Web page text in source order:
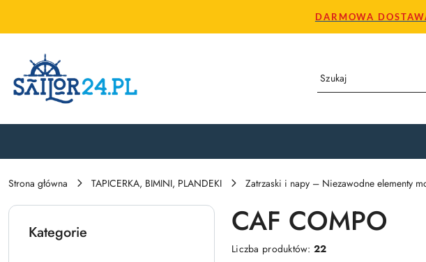
DARMOWA
Strona główna TAPICERKA, BIMINI, PLANDEKI Zatrzaski i napy – Niezawodne elementy
Kategorie CAF COMPO
Liczba produktów:22